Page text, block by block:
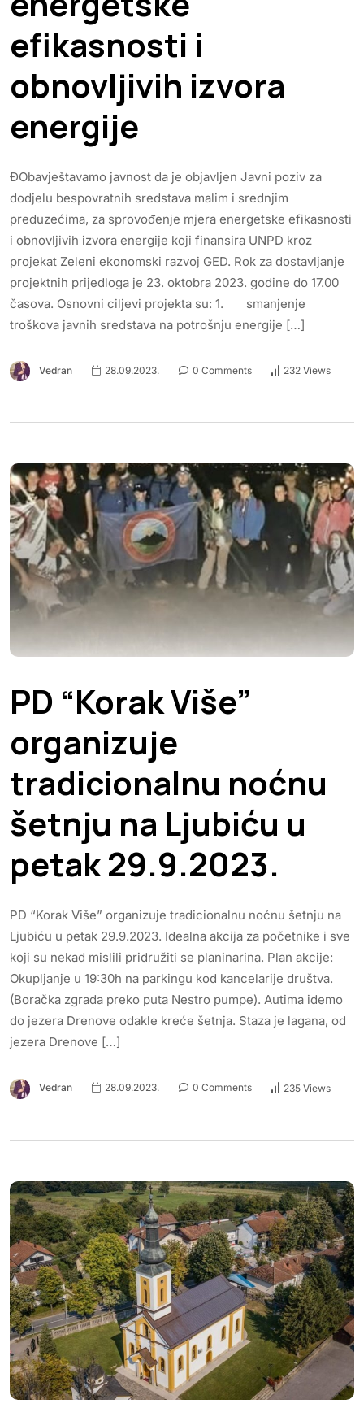
efikasnosti i
obnovljivih izvora
energije
ĐObavještavamo javnost da je objavljen Javni poziv za
dodjelu bespovratnih sredstava malim i srednjim
preduzećima, za sprovođenje mjera energetske efikasnosti
i obnovljivih izvora energije koji finansira UNPD kroz
projekat Zeleni ekonomski razvoj GED. Rok za dostavljanje
projektnih prijedloga je 23. oktobra 2023. godine do 17.00
časova. Osnovni ciljevi projekta su: 1. smanjenje
troškova javnih sredstava na potrošnju energije […]
Vedran 28.09.2023. 0 Comments 232 Views
PD “Korak Više”
organizuje
tradicionalnu noćnu
šetnju na Ljubiću u
petak 29.9.2023.
PD “Korak Više” organizuje tradicionalnu noćnu šetnju na
Ljubiću u petak 29.9.2023. Idealna akcija za početnike i sve
koji su nekad mislili pridružiti se planinarina. Plan akcije:
Okupljanje u 19:30h na parkingu kod kancelarije društva.
(Boračka zgrada preko puta Nestro pumpe). Autima idemo
do jezera Drenove odakle kreće šetnja. Staza je lagana, od
jezera Drenove […]
Vedran 28.09.2023. 0 Comments 235 Views